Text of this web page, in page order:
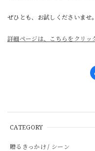
CATEGORY
贈るきっかけ / シーン
ぜひとも、お試しくださいませ。
詳細ページは、こちらをクリッ